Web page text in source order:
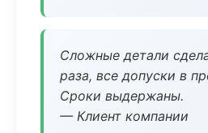
Сложные детали
раза, все допуски в
Сроки выдержаны.
— Клиент компании